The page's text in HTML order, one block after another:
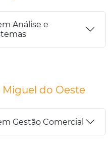
Análise e
Miguel do Oeste
Gestão Comercial